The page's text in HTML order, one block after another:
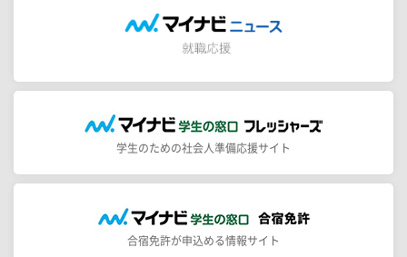
学生のための社会人準備応援サイト
合宿免許が申込める情報サイト